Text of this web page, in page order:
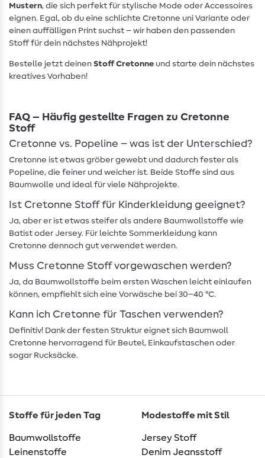
Mustern, die sich perfekt für stylische Mode oder Accessoires
eignen. Egal, ob du eine schlichte Cretonne uni Variante oder
einen auffälligen Print suchst – wir haben den passenden
Stoff für dein nächstes Nähprojekt!
Bestelle jetzt deinen Stoff Cretonne und starte dein nächstes
kreatives Vorhaben!
FAQ – Häufig gestellte Fragen zu Cretonne
Stoff
Cretonne vs. Popeline – was ist der Unterschied?
Cretonne ist etwas gröber gewebt und dadurch fester als
Popeline, die feiner und weicher ist. Beide Stoffe sind aus
Baumwolle und ideal für viele Nähprojekte.
Ist Cretonne Stoff für Kinderkleidung geeignet?
Ja, aber er ist etwas steifer als andere Baumwollstoffe wie
Batist oder Jersey. Für leichte Sommerkleidung kann
Cretonne dennoch gut verwendet werden.
Muss Cretonne Stoff vorgewaschen werden?
Ja, da Baumwollstoffe beim ersten Waschen leicht einlaufen
können, empfiehlt sich eine Vorwäsche bei 30–40 °C.
Kann ich Cretonne für Taschen verwenden?
Definitiv! Dank der festen Struktur eignet sich Baumwoll
Cretonne hervorragend für Beutel, Einkaufstaschen oder
sogar Rucksäcke.
Stoffe für jeden Tag
Baumwollstoffe
Leinenstoffe
Modestoffe mit Stil
Jersey Stoff
Denim Jeansstoff